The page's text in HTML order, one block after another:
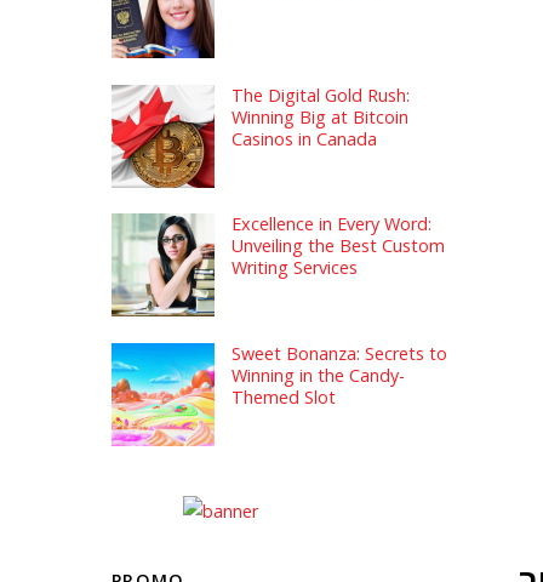
The Digital Gold Rush:
Winning Big at Bitcoin
Casinos in Canada
Excellence in Every Word:
Unveiling the Best Custom
Writing Services
Sweet Bonanza: Secrets to
Winning in the Candy-
Themed Slot